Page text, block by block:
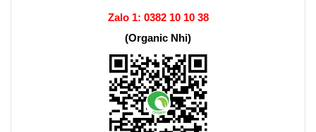
Zalo 1: 0382 10 10 38
(Organic Nhi)